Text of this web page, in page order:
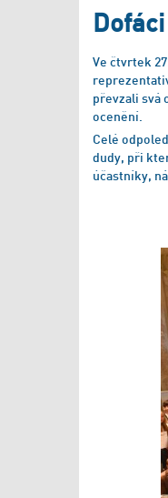
Ve čtvrtek
převzali svá
ocenění.
Celé
dudy, při
účastníky,